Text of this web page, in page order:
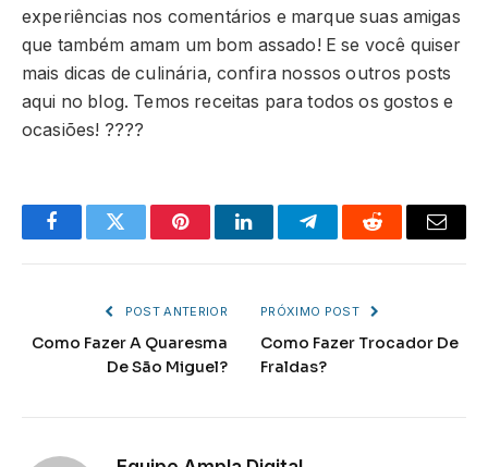
experiências nos comentários e marque suas amigas
que também amam um bom assado! E se você quiser
mais dicas de culinária, confira nossos outros posts
aqui no blog. Temos receitas para todos os gostos e
ocasiões! ????
FacebookTwitter PinterestLinkedInTelegramReddit Email
POST ANTERIOR
Como Fazer A Quaresma
De São Miguel?
PRÓXIMO POST
Como Fazer Trocador De
Fraldas?